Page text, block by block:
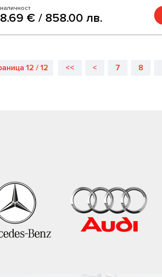
€ / 858.00 лв.
12 / 12 << < 7 8